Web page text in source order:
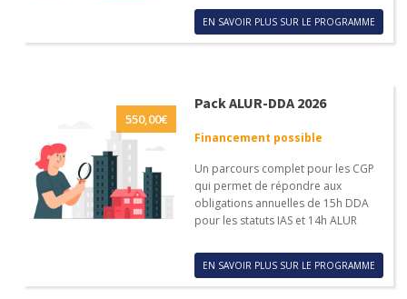
EN SAVOIR PLUS SUR LE PROGRAMME
550,00€
Pack ALUR-DDA 2026
Financement possible
Un parcours complet pour les CGP
qui permet de répondre aux
obligations annuelles de 15h DDA
pour les statuts IAS et 14h ALUR
EN SAVOIR PLUS SUR LE PROGRAMME